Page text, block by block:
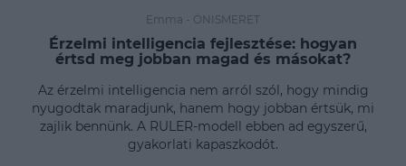
Emma - ÖNISMERET
Érzelmi intelligencia fejlesztése: hogyan
értsd meg jobban magad és másokat?
Az érzelmi intelligencia nem arról szól, hogy mindig
nyugodtak maradjunk, hanem hogy jobban értsük, mi
zajlik bennünk. A RULER-modell ebben ad egyszerű,
gyakorlati kapaszkodót.